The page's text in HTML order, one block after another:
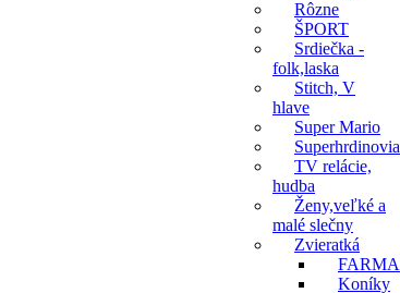
Rôzne
ŠPORT
Srdiečka -
folk,laska
Stitch, V
hlave
Super Mario
Superhrdinovia
TV relácie,
hudba
Ženy,veľké a
malé slečny
Zvieratká
FARMA
Koníky